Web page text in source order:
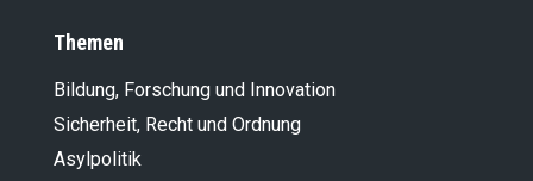
Themen
Bildung, Forschung und Innovation
Sicherheit, Recht und Ordnung
Asylpolitik